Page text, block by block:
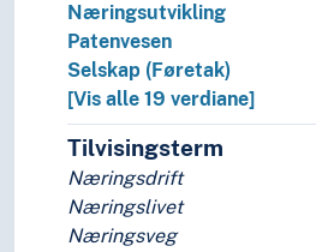
Næringsutvikling
Patenvesen
Selskap (Føretak)
[Vis alle 19 verdiane]
Tilvisingsterm
Næringsdrift
Næringslivet
Næringsveg